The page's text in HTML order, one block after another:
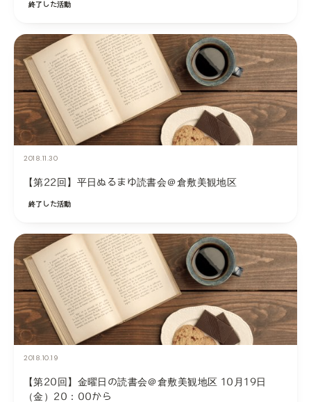
終了した活動
2018.11.30
【第22回】平日ぬるまゆ読書会＠倉敷美観地区
終了した活動
2018.10.19
【第20回】金曜日の読書会＠倉敷美観地区 10月19日
（金）20：00から